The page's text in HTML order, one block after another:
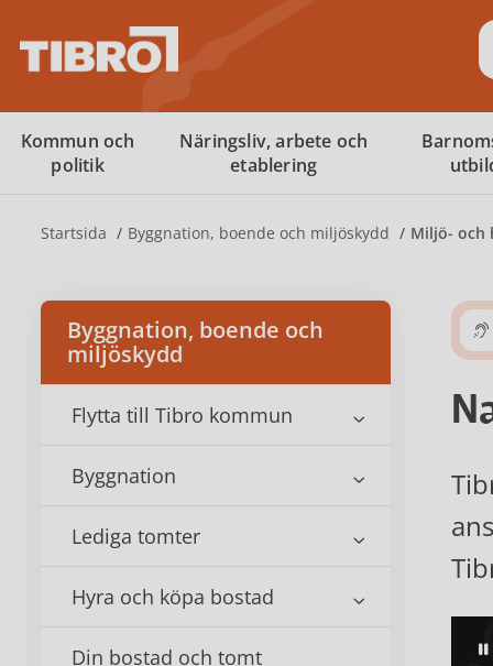
Kommun och
politik
Näringsliv, arbete och
etablering
Startsida Byggnation, boende och miljöskydd Miljö- och
Byggnation, boende och
miljöskydd
Flytta till Tibro kommun
Byggnation
Lediga tomter
Hyra och köpa bostad
Din bostad och tomt